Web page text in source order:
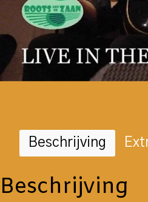
Beschrijving
Beschrijving